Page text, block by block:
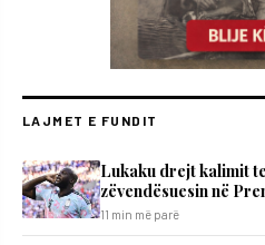
LAJMET E FUNDIT
Lukaku drejt kalimit
zëvendësuesin në
11 min më parë